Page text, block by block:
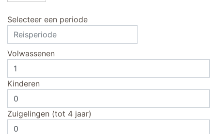
Selecteer een periode
Volwassenen
Kinderen
Zuigelingen (tot 4 jaar)